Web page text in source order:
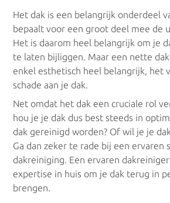
Dakgoot reinigen: Hoe begin je
moet je letten?
Dakreinigers Antwerpen
Dakreinigers Limburg
Dakreinigers Vlaams Brabant
Het dak is een belangrijk onderdeel
bepaalt voor een groot deel mee de
Het is daarom heel belangrijk om je
te laten bijliggen. Maar een nette
enkel esthetisch heel belangrijk, het
schade aan je dak.
Net omdat het dak een cruciale rol
hou je je dak dus best steeds in
dak gereinigd worden? Of wil je je
Ga dan zeker te rade bij een ervaren
dakreiniging. Een ervaren
expertise in huis om je dak terug in
brengen.